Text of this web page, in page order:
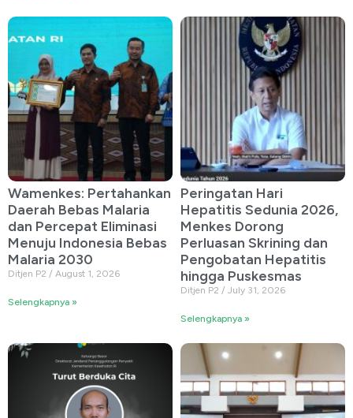
Wamenkes: Pertahankan
Daerah Bebas Malaria
dan Percepat Eliminasi
Menuju Indonesia Bebas
Malaria 2030
Ditjen P2 August 1, 2026
Selengkapnya »
Peringatan Hari
Hepatitis Sedunia 2026,
Menkes Dorong
Perluasan Skrining dan
Pengobatan Hepatitis
hingga Puskesmas
Ditjen P2 July 31, 2026
Selengkapnya »